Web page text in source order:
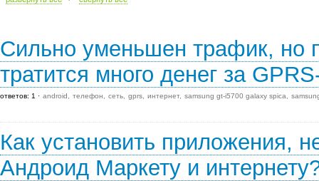
Сильно уменьшен трафик, но
тратится много денег за
ответов: 1 android телефон сеть gprs интернет samsung gt-i5700 galaxy spica
Как установить приложения,
Андроид Маркету и